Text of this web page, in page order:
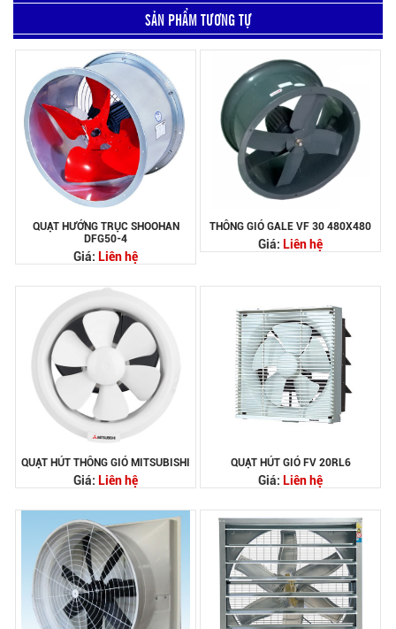
SẢN PHẨM TƯƠNG TỰ
QUẠT HƯỚNG TRỤC SHOOHAN
DFG50-4
Giá: Liên hệ
THÔNG GIÓ GALE VF 30 480X480
Giá: Liên hệ
QUẠT HÚT THÔNG GIÓ MITSUBISHI
Giá: Liên hệ
QUẠT HÚT GIÓ FV 20RL6
Giá: Liên hệ